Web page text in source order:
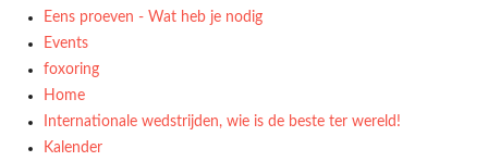
Eens proeven - Wat heb je nodig
Events
foxoring
Home
Internationale wedstrijden, wie is de beste ter wereld!
Kalender